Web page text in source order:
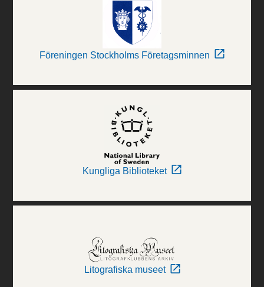
Föreningen Stockholms Företagsminnen
Kungliga Biblioteket
Litografiska museet